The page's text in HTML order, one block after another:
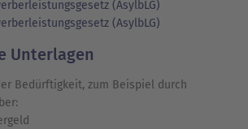
(AsylbLG)
(AsylbLG)
Unterlagen
Bedürftigkeit, zum Beispiel durch